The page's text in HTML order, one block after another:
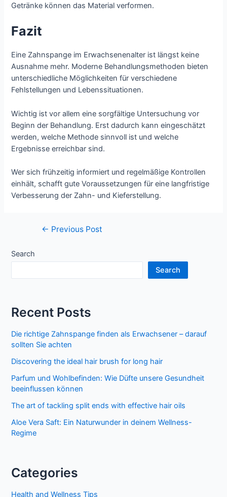
Getränke können das Material verformen.
Fazit
Eine Zahnspange im Erwachsenenalter ist längst keine
Ausnahme mehr. Moderne Behandlungsmethoden bieten
unterschiedliche Möglichkeiten für verschiedene
Fehlstellungen und Lebenssituationen.
Wichtig ist vor allem eine sorgfältige Untersuchung vor
Beginn der Behandlung. Erst dadurch kann eingeschätzt
werden, welche Methode sinnvoll ist und welche
Ergebnisse erreichbar sind.
Wer sich frühzeitig informiert und regelmäßige Kontrollen
einhält, schafft gute Voraussetzungen für eine langfristige
Verbesserung der Zahn- und Kieferstellung.
Post← Previous Post
Search
Search
Recent Posts
Die richtige Zahnspange finden als Erwachsener – darauf
sollten Sie achten
Discovering the ideal hair brush for long hair
Parfum und Wohlbefinden: Wie Düfte unsere Gesundheit
beeinflussen können
The art of tackling split ends with effective hair oils
Aloe Vera Saft: Ein Naturwunder in deinem Wellness-
Regime
Categories
Health and Wellness Tips